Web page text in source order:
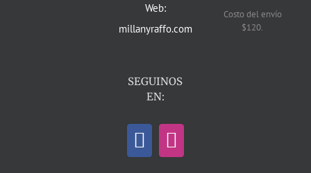
Web:
millanyraffo.com
SEGUINOS
EN:
Costo del envío
$120.